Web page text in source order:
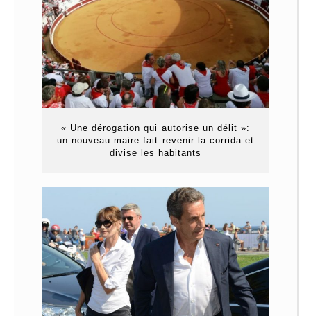
« Une dérogation qui autorise un délit »:
un nouveau maire fait revenir la corrida et
divise les habitants